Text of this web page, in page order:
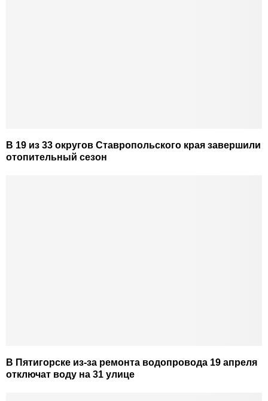
В 19 из 33 округов Ставропольского края завершили
отопительный сезон
В Пятигорске из-за ремонта водопровода 19 апреля
отключат воду на 31 улице